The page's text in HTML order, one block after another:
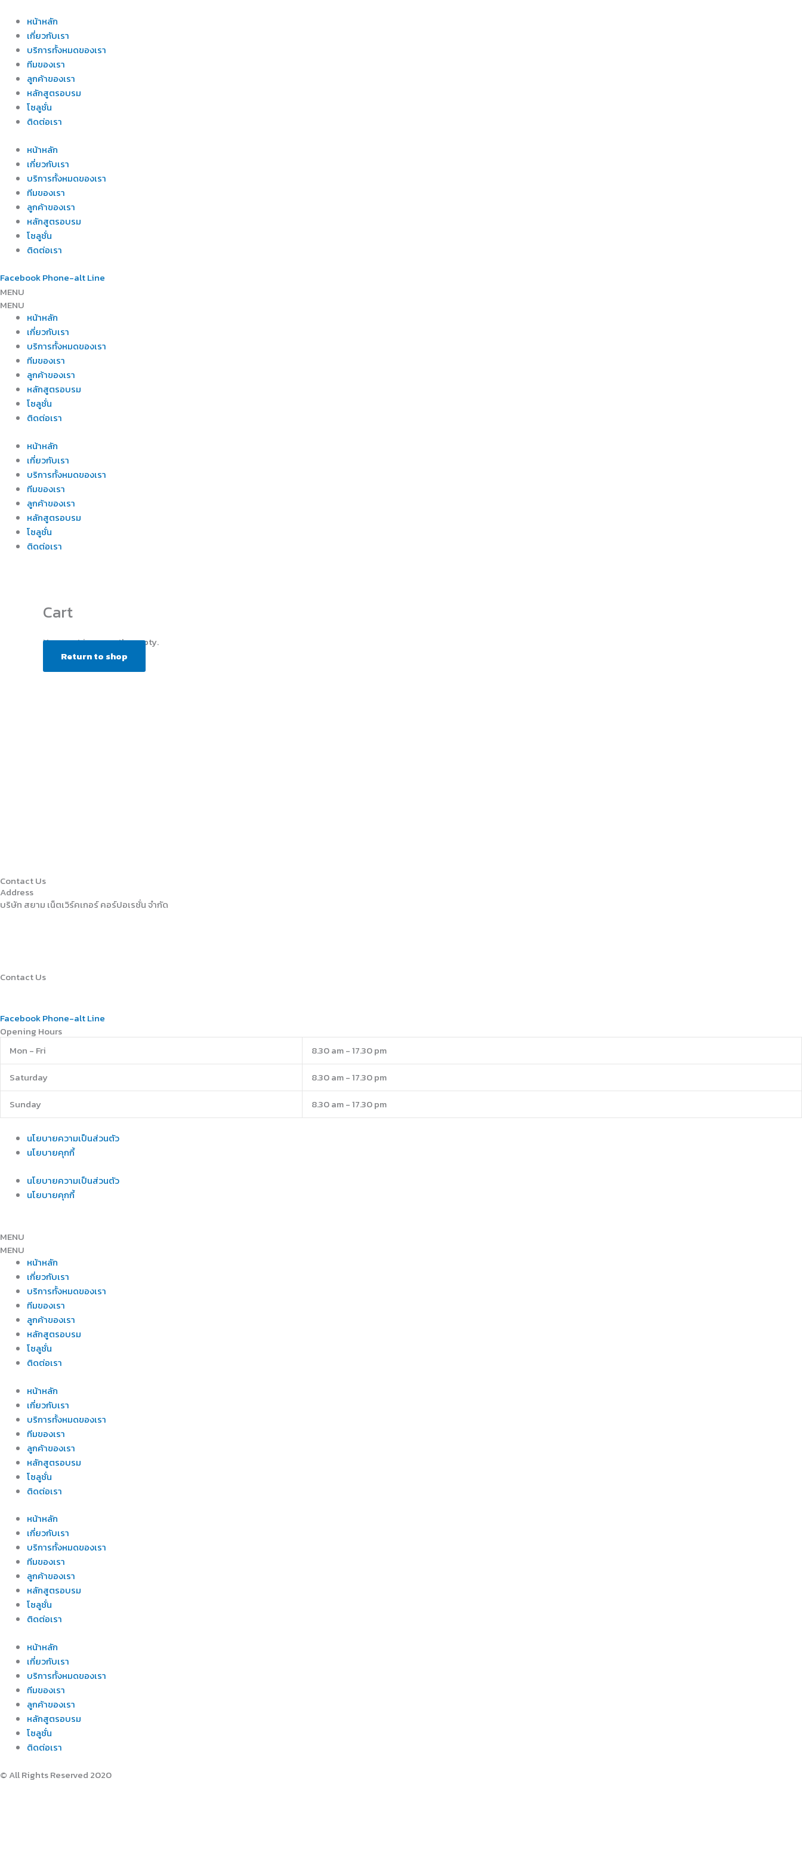
content
หน้าหลัก
เกี่ยวกับเรา
บริการทั้งหมดของเรา
ทีมของเรา
ลูกค้าของเรา
หลักสูตรอบรม
โซลูชั่น
ติดต่อเรา
หน้าหลัก
เกี่ยวกับเรา
บริการทั้งหมดของเรา
ทีมของเรา
ลูกค้าของเรา
หลักสูตรอบรม
โซลูชั่น
ติดต่อเรา
FacebookPhone-altLine
MENU
MENU
หน้าหลัก
เกี่ยวกับเรา
บริการทั้งหมดของเรา
ทีมของเรา
ลูกค้าของเรา
หลักสูตรอบรม
โซลูชั่น
ติดต่อเรา
หน้าหลัก
เกี่ยวกับเรา
บริการทั้งหมดของเรา
ทีมของเรา
ลูกค้าของเรา
หลักสูตรอบรม
โซลูชั่น
ติดต่อเรา
Cart
Your cart is currently empty.
Return to shop
Contact Us
Address
บริษัท สยาม เน็ตเวิร์คเกอร์ คอร์ปอเรชั่น จำกัด
Contact Us
FacebookPhone-altLine
Opening Hours
Mon - Fri
8.30 am - 17.30 pm
Saturday
8.30 am - 17.30 pm
Sunday
8.30 am - 17.30 pm
นโยบายความเป็นส่วนตัว
นโยบายคุกกี้
นโยบายความเป็นส่วนตัว
นโยบายคุกกี้
MENU
MENU
หน้าหลัก
เกี่ยวกับเรา
บริการทั้งหมดของเรา
ทีมของเรา
ลูกค้าของเรา
หลักสูตรอบรม
โซลูชั่น
ติดต่อเรา
หน้าหลัก
เกี่ยวกับเรา
บริการทั้งหมดของเรา
ทีมของเรา
ลูกค้าของเรา
หลักสูตรอบรม
โซลูชั่น
ติดต่อเรา
หน้าหลัก
เกี่ยวกับเรา
บริการทั้งหมดของเรา
ทีมของเรา
ลูกค้าของเรา
หลักสูตรอบรม
โซลูชั่น
ติดต่อเรา
หน้าหลัก
เกี่ยวกับเรา
บริการทั้งหมดของเรา
ทีมของเรา
ลูกค้าของเรา
หลักสูตรอบรม
โซลูชั่น
ติดต่อเรา
© All Rights Reserved 2020